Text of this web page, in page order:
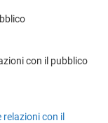
con il pubblico
con il